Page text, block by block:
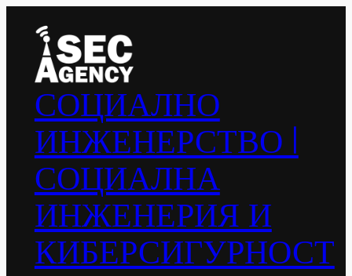
съдържанието
СОЦИАЛНО
ИНЖЕНЕРСТВО |
СОЦИАЛНА
ИНЖЕНЕРИЯ И
КИБЕРСИГУРНОСТ